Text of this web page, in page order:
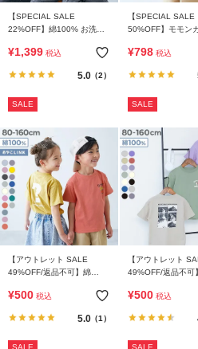
【SPECIAL SALE
22%OFF】綿100% お洗濯
ルエット 大人 ボーダー 半
¥1,399 税込
5.0（2）
SALE
【SPECIAL SALE
50%OFF】モモン
¥798 税込
SALE
【アウトレット SALE
49%OFF/返品不可】綿
ット プリント半袖Tシャツ
¥500 税込
5.0（1）
SALE
【アウトレット
49%OFF/返品不可
ット プリント半袖
¥500 税込
SALE